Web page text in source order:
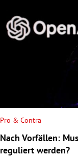
Untermenü
Pro & Contra
Nach Vorfällen:
reguliert werden?